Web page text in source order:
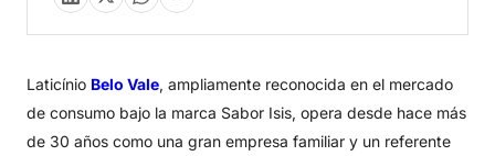
Laticínio Belo Vale, ampliamente reconocida en el mercado
de consumo bajo la marca Sabor Isis, opera desde hace más
de 30 años como una gran empresa familiar y un referente